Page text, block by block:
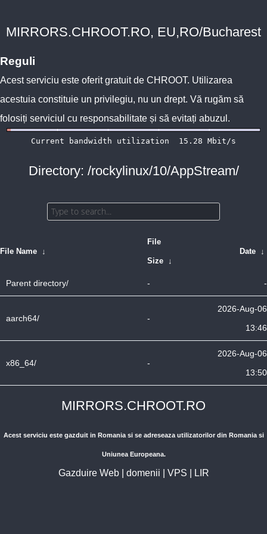
MIRRORS.CHROOT.RO, EU,RO/Bucharest
Reguli
Acest serviciu este oferit gratuit de CHROOT. Utilizarea
acestuia constituie un privilegiu, nu un drept. Vă rugăm să
folosiți serviciul cu responsabilitate și să evitați abuzul.
Directory: /rockylinux/10/AppStream/
File Name ↓
File
Size ↓
Date ↓
Parent directory/ - -
aarch64/ -
2026-Aug-06
13:46
x86_64/ -
2026-Aug-06
13:50
MIRRORS.CHROOT.RO
Acest serviciu este gazduit in Romania si se adreseaza utilizatorilor din Romania si
Uniunea Europeana.
Gazduire Web| domenii VPS LIR